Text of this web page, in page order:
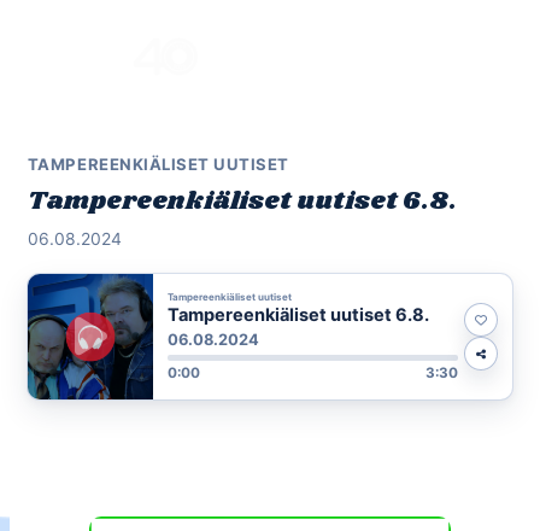
TAMPEREENKIÄLISET UUTISET
Tampereenkiäliset uutiset 6.8.
06.08.2024
Tampereenkiäliset uutiset
Tampereenkiäliset uutiset 6.8.
06.08.2024
0:00 3:30